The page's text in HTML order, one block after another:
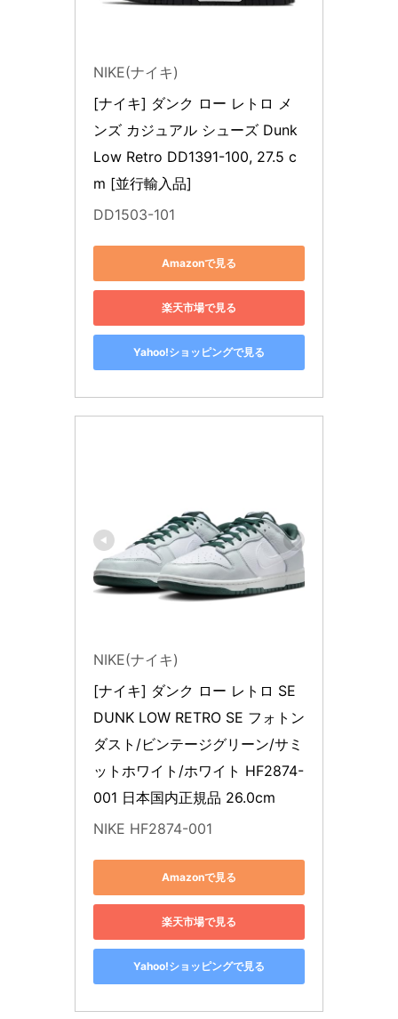
NIKE(ナイキ)
[ナイキ] ダンク ロー レトロ メ
ンズ カジュアル シューズ Dunk
Low Retro DD1391-100, 27.5 c
m [並行輸入品]
DD1503-101
Amazonで見る
楽天市場で見る
Yahoo!ショッピングで見る
NIKE(ナイキ)
[ナイキ] ダンク ロー レトロ SE
DUNK LOW RETRO SE フォトン
ダスト/ビンテージグリーン/サミ
ットホワイト/ホワイト HF2874-
001 日本国内正規品 26.0cm
NIKE HF2874-001
Amazonで見る
楽天市場で見る
Yahoo!ショッピングで見る